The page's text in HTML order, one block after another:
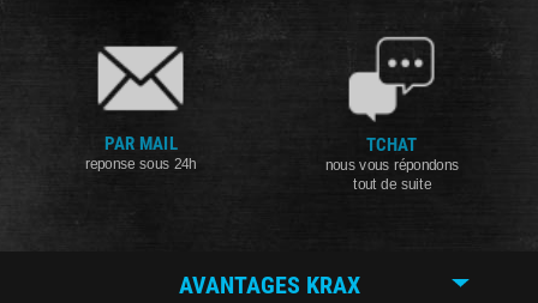
PAR MAIL
reponse sous 24h
TCHAT
nous vous répondons
tout de suite
AVANTAGES KRAX